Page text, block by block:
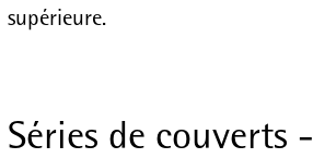
supérieure.
Séries de couverts -